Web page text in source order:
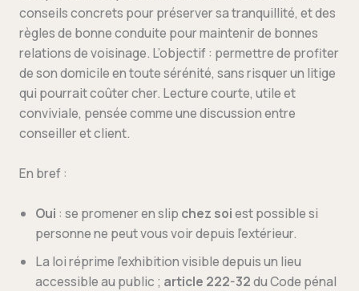
conseils concrets pour préserver sa tranquillité, et des
règles de bonne conduite pour maintenir de bonnes
relations de voisinage. L’objectif : permettre de profiter
de son domicile en toute sérénité, sans risquer un litige
qui pourrait coûter cher. Lecture courte, utile et
conviviale, pensée comme une discussion entre
conseiller et client.
En bref :
Oui : se promener en slip chez soiest possible si
personne ne peut vous voir depuis l’extérieur.
La loi réprime l’exhibition visible depuis un lieu
accessible au public ; article 222-32du Code pénal